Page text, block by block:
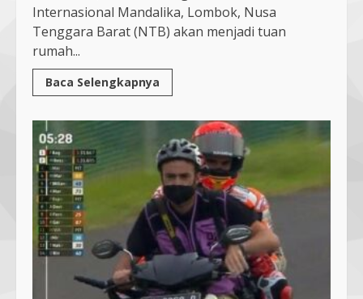
Internasional Mandalika, Lombok, Nusa
Tenggara Barat (NTB) akan menjadi tuan
rumah...
Baca Selengkapnya